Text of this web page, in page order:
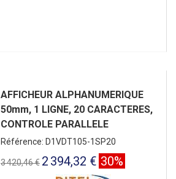
AFFICHEUR ALPHANUMERIQUE
50mm, 1 LIGNE, 20 CARACTERES,
CONTROLE PARALLELE
Référence: D1VDT105-1SP20
3 420,46 € 2 394,32 € 30%